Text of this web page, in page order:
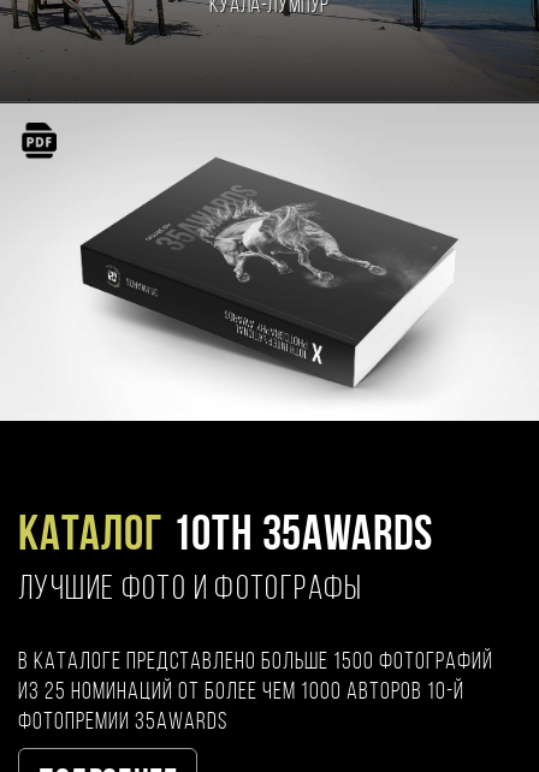
Куала-Лумпур
Каталог 10TH 35AWARDS
ЛУЧШИЕ ФОТО И ФОТОГРАФЫ
В каталоге представлено больше 1500 фотографий
из 25 номинаций от более чем 1000 авторов 10-й
фотопремии 35AWARDS